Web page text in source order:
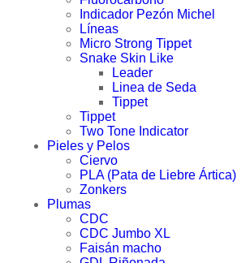
Indicador Pezón Michel
Líneas
Micro Strong Tippet
Snake Skin Like
Leader
Linea de Seda
Tippet
Tippet
Two Tone Indicator
Pieles y Pelos
Ciervo
PLA (Pata de Liebre Ártica)
Zonkers
Plumas
CDC
CDC Jumbo XL
Faisán macho